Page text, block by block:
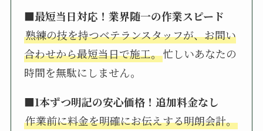
■最短当日対応！業界随一の作業スピード
熟練の技を持つベテランスタッフが、お問い
合わせから最短当日で施工。忙しいあなたの
時間を無駄にしません。
■1本ずつ明記の安心価格！追加料金なし
作業前に料金を明確にお伝えする明朗会計。